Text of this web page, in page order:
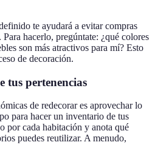
te ayudará a evitar compras
hacerlo, pregúntate: ¿qué colores
son más atractivos para mí? Esto
de decoración.
tus pertenencias
de redecorar es aprovechar lo
para hacer un inventario de tus
por cada habitación y anota qué
puedes reutilizar. A menudo,